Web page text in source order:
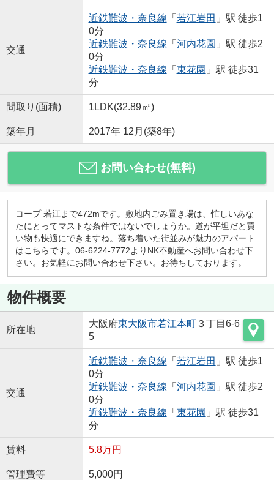
交通
近鉄難波・奈良線 「 若江岩田 」駅 徒歩1
0分
近鉄難波・奈良線 「 河内花園 」駅 徒歩2
0分
近鉄難波・奈良線 「 東花園 」駅 徒歩31
分
間取り(面積) 1LDK(32.89㎡)
築年月 2017年 12月(築8年)
お問い合わせ(無料)
コープ 若江まで472mです。敷地内ごみ置き場は、忙しいあな
たにとってマストな条件ではないでしょうか。道が平坦だと買
い物も快適にできますね。落ち着いた街並みが魅力のアパート
はこちらです。06-6224-7772よりNK不動産へお問い合わせ下
さい。お気軽にお問い合わせ下さい。お待ちしております。
物件概要
所在地
大阪府東大阪市若江本町３丁目6-6
5
交通
近鉄難波・奈良線 「 若江岩田 」駅 徒歩1
0分
近鉄難波・奈良線 「 河内花園 」駅 徒歩2
0分
近鉄難波・奈良線 「 東花園 」駅 徒歩31
分
賃料 5.8万円
管理費等 5,000円